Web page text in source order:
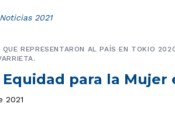
Noticias 2021
para la Mujer
REPRESENTARON AL PAÍS EN TOKIO
2021